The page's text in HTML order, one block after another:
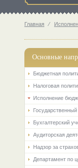
Главная ⁄
Основные
Бюджетная
Налоговая
Исполнение
Государственный
Бухгалтерский
Аудиторская
Надзор за
Департамент по